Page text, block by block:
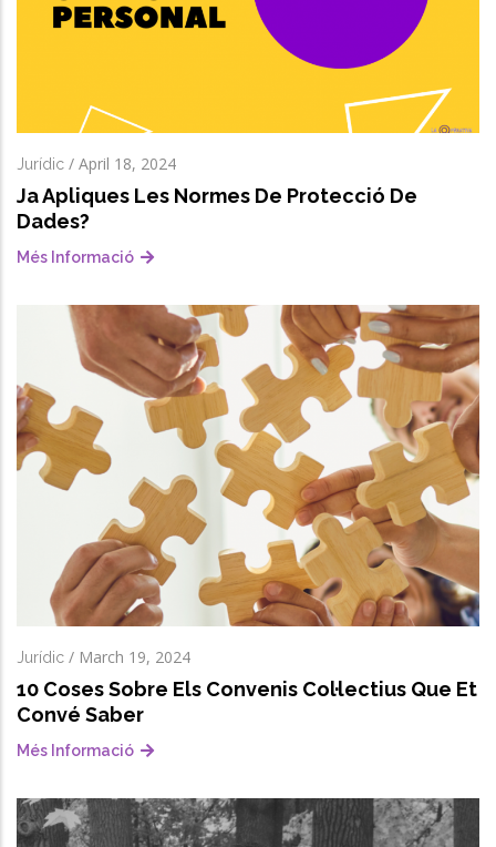
Jurídic / April 18, 2024
Ja Apliques Les Normes De Protecció De
Dades?
Més Informació
Jurídic / March 19, 2024
10 Coses Sobre Els Convenis Col·lectius Que Et
Convé Saber
Més Informació